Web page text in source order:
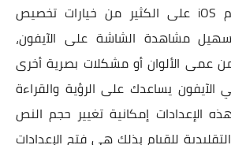
تحتوي إعدادات نظام iOS على الكثير من خيارات تخصيص
مشاهدة الشاشة على الآيفون،
عمى الألوان أو مشكلات بصرية أخرى
يساعدك على الرؤية والقراءة
الإعدادات إمكانية تغيير حجم النص
للقيام بذلك هي فتح الإعدادات